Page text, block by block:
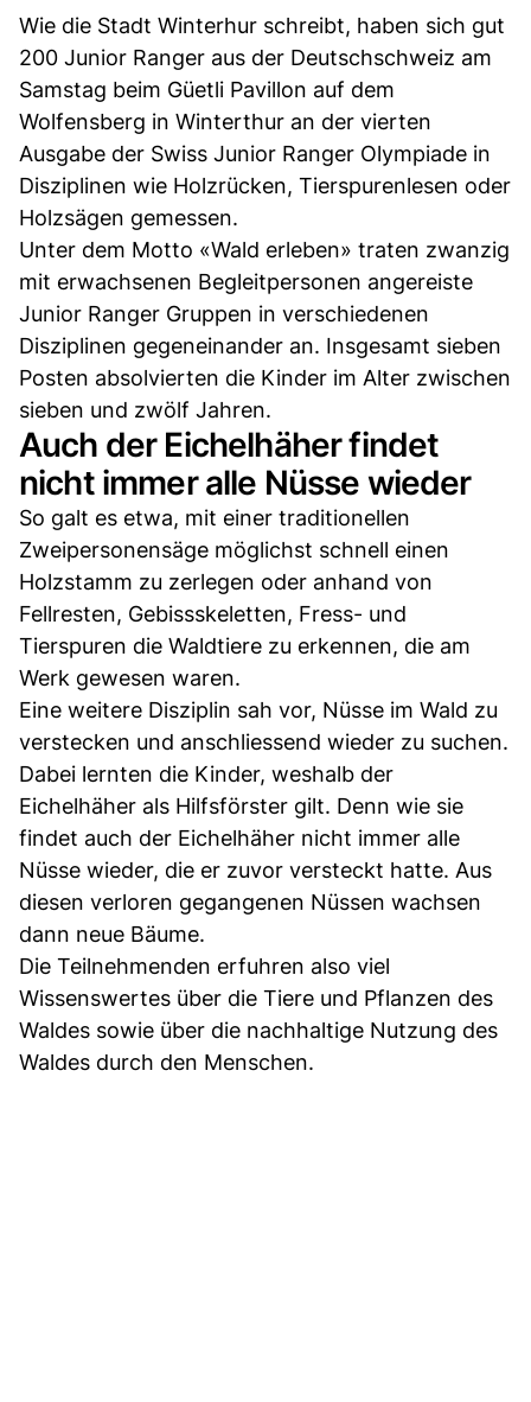
Wie die Stadt Winterhur schreibt, haben sich gut
200 Junior Ranger aus der Deutschschweiz am
Samstag beim Güetli Pavillon auf dem
Wolfensberg in Winterthur an der vierten
Ausgabe der Swiss Junior Ranger Olympiade in
Disziplinen wie Holzrücken, Tierspurenlesen oder
Holzsägen gemessen.
Unter dem Motto «Wald erleben» traten zwanzig
mit erwachsenen Begleitpersonen angereiste
Junior Ranger Gruppen in verschiedenen
Disziplinen gegeneinander an. Insgesamt sieben
Posten absolvierten die Kinder im Alter zwischen
sieben und zwölf Jahren.
Auch der Eichelhäher findet
nicht immer alle Nüsse wieder
So galt es etwa, mit einer traditionellen
Zweipersonensäge möglichst schnell einen
Holzstamm zu zerlegen oder anhand von
Fellresten, Gebissskeletten, Fress- und
Tierspuren die Waldtiere zu erkennen, die am
Werk gewesen waren.
Eine weitere Disziplin sah vor, Nüsse im Wald zu
verstecken und anschliessend wieder zu suchen.
Dabei lernten die Kinder, weshalb der
Eichelhäher als Hilfsförster gilt. Denn wie sie
findet auch der Eichelhäher nicht immer alle
Nüsse wieder, die er zuvor versteckt hatte. Aus
diesen verloren gegangenen Nüssen wachsen
dann neue Bäume.
Die Teilnehmenden erfuhren also viel
Wissenswertes über die Tiere und Pflanzen des
Waldes sowie über die nachhaltige Nutzung des
Waldes durch den Menschen.